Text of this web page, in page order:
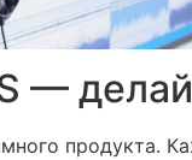
—
продукта.